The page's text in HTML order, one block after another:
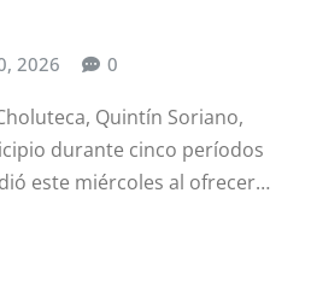
2026 0
Quintín Soriano,
durante cinco períodos
este miércoles al ofrecer…